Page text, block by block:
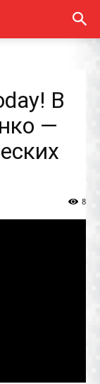
В
—
8